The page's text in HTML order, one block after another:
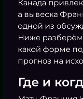
НОРВЕГИЯ
01.07 00:00
ФРАНЦИЯ
Канада
а вывеска
одной из
Ниже
какой форме
прогноз на
Где и